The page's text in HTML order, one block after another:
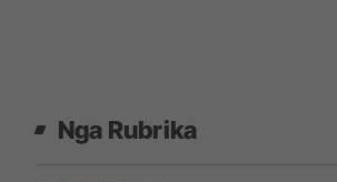
Nga Rubrika